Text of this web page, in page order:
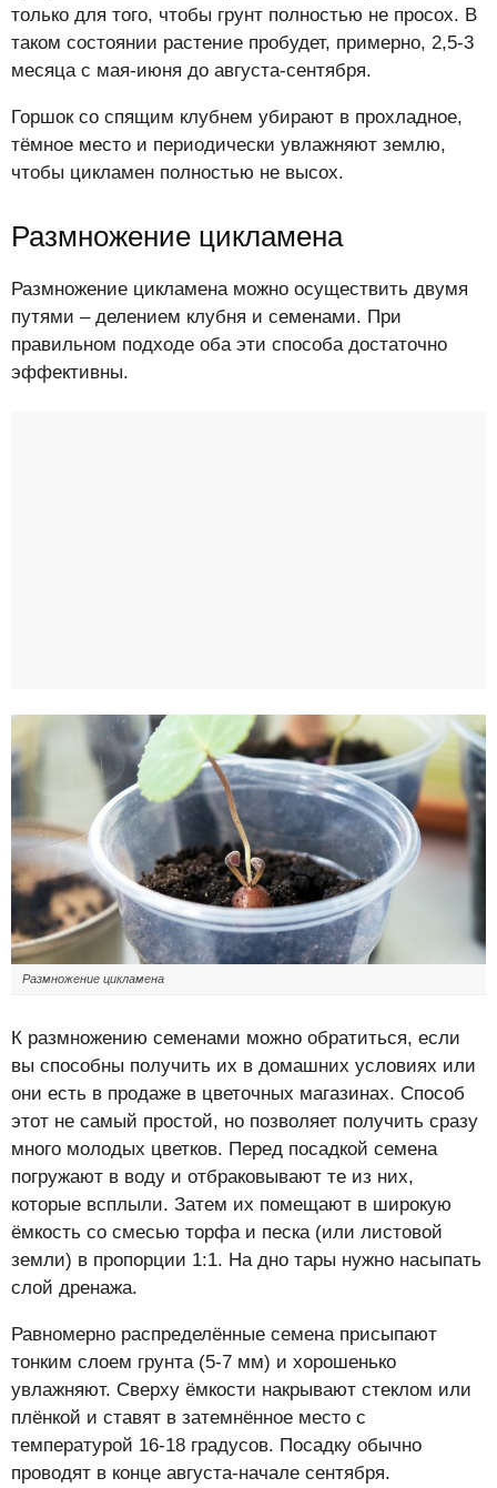
только для того, чтобы грунт полностью не просох. В
таком состоянии растение пробудет, примерно, 2,5-3
месяца с мая-июня до августа-сентября.
Горшок со спящим клубнем убирают в прохладное,
тёмное место и периодически увлажняют землю,
чтобы цикламен полностью не высох.
Размножение цикламена
Размножение цикламена можно осуществить двумя
путями – делением клубня и семенами. При
правильном подходе оба эти способа достаточно
эффективны.
Размножение цикламена
К размножению семенами можно обратиться, если
вы способны получить их в домашних условиях или
они есть в продаже в цветочных магазинах. Способ
этот не самый простой, но позволяет получить сразу
много молодых цветков. Перед посадкой семена
погружают в воду и отбраковывают те из них,
которые всплыли. Затем их помещают в широкую
ёмкость со смесью торфа и песка (или листовой
земли) в пропорции 1:1. На дно тары нужно насыпать
слой дренажа.
Равномерно распределённые семена присыпают
тонким слоем грунта (5-7 мм) и хорошенько
увлажняют. Сверху ёмкости накрывают стеклом или
плёнкой и ставят в затемнённое место с
температурой 16-18 градусов. Посадку обычно
проводят в конце августа-начале сентября.